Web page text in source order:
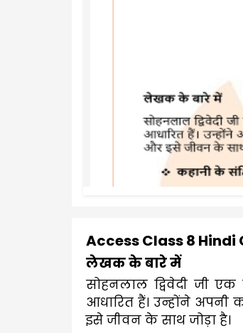
Access Class 8
लेखक के बारे में
सोहनलाल द्विवेदी जी
आधारित हैं। उन्होंने
इसे जीवन के साथ जोड़ा है।